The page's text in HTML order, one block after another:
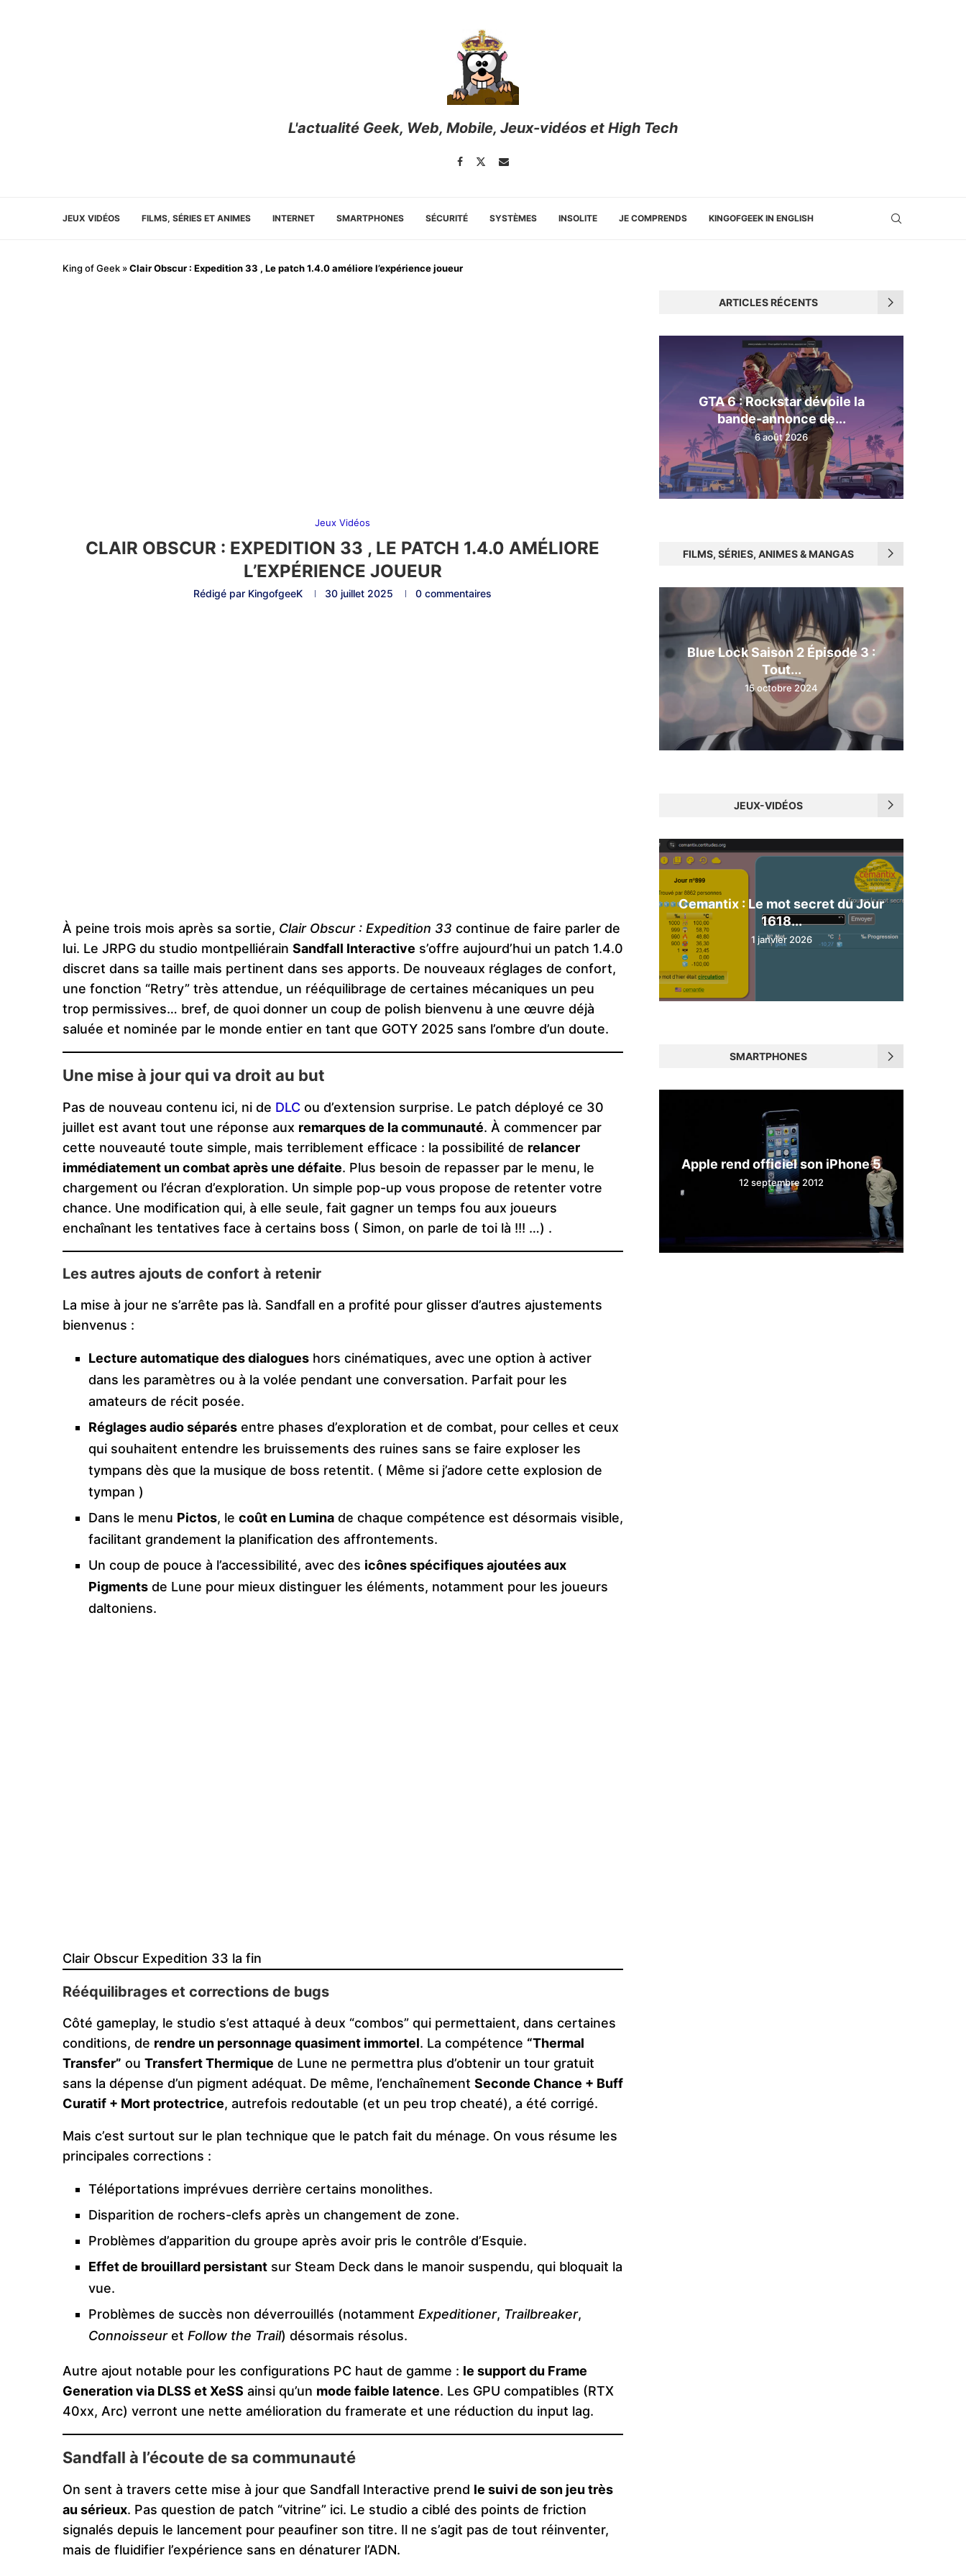
L'actualité Geek, Web, Mobile, Jeux-vidéos et High Tech
JEUX VIDÉOS FILMS, SÉRIES ET ANIMES INTERNET SMARTPHONES SÉCURITÉ SYSTÈMES INSOLITE JE COMPRENDS KINGOFGEEK IN ENGLISH
King of Geek »Clair Obscur : Expedition 33 , Le patch 1.4.0 améliore l’expérience joueur
Jeux Vidéos
CLAIR OBSCUR : EXPEDITION 33 , LE PATCH 1.4.0 AMÉLIORE
L’EXPÉRIENCE JOUEUR
Rédigé par KingofgeeK 30 juillet 2025 0 commentaires
À peine trois mois après sa sortie, Clair Obscur : Expedition 33 continue de faire parler de
lui. Le JRPG du studio montpelliérain Sandfall Interactive s’offre aujourd’hui un patch 1.4.0
discret dans sa taille mais pertinent dans ses apports. De nouveaux réglages de confort,
une fonction “Retry” très attendue, un rééquilibrage de certaines mécaniques un peu
trop permissives… bref, de quoi donner un coup de polish bienvenu à une œuvre déjà
saluée et nominée par le monde entier en tant que GOTY 2025 sans l’ombre d’un doute.
Une mise à jour qui va droit au but
Pas de nouveau contenu ici, ni de DLC ou d’extension surprise. Le patch déployé ce 30
juillet est avant tout une réponse aux remarques de la communauté. À commencer par
cette nouveauté toute simple, mais terriblement efficace : la possibilité de relancer
immédiatement un combat après une défaite. Plus besoin de repasser par le menu, le
chargement ou l’écran d’exploration. Un simple pop-up vous propose de retenter votre
chance. Une modification qui, à elle seule, fait gagner un temps fou aux joueurs
enchaînant les tentatives face à certains boss ( Simon, on parle de toi là !!! …) .
Les autres ajouts de confort à retenir
La mise à jour ne s’arrête pas là. Sandfall en a profité pour glisser d’autres ajustements
bienvenus :
Lecture automatique des dialogues hors cinématiques, avec une option à activer
dans les paramètres ou à la volée pendant une conversation. Parfait pour les
amateurs de récit posée.
Réglages audio séparés entre phases d’exploration et de combat, pour celles et ceux
qui souhaitent entendre les bruissements des ruines sans se faire exploser les
tympans dès que la musique de boss retentit. ( Même si j’adore cette explosion de
tympan )
Dans le menu Pictos, le coût en Lumina de chaque compétence est désormais visible,
facilitant grandement la planification des affrontements.
Un coup de pouce à l’accessibilité, avec des icônes spécifiques ajoutées aux
Pigments de Lune pour mieux distinguer les éléments, notamment pour les joueurs
daltoniens.
Clair Obscur Expedition 33 la fin
Rééquilibrages et corrections de bugs
Côté gameplay, le studio s’est attaqué à deux “combos” qui permettaient, dans certaines
conditions, de rendre un personnage quasiment immortel. La compétence “Thermal
Transfer” ou Transfert Thermique de Lune ne permettra plus d’obtenir un tour gratuit
sans la dépense d’un pigment adéquat. De même, l’enchaînement Seconde Chance + Buff
Curatif + Mort protectrice, autrefois redoutable (et un peu trop cheaté), a été corrigé.
Mais c’est surtout sur le plan technique que le patch fait du ménage. On vous résume les
principales corrections :
Téléportations imprévues derrière certains monolithes.
Disparition de rochers-clefs après un changement de zone.
Problèmes d’apparition du groupe après avoir pris le contrôle d’Esquie.
Effet de brouillard persistant sur Steam Deck dans le manoir suspendu, qui bloquait la
vue.
Problèmes de succès non déverrouillés (notamment Expeditioner, Trailbreaker,
Connoisseuret Follow the Trail) désormais résolus.
Autre ajout notable pour les configurations PC haut de gamme : le support du Frame
Generation via DLSS et XeSS ainsi qu’un mode faible latence. Les GPU compatibles (RTX
40xx, Arc) verront une nette amélioration du framerate et une réduction du input lag.
Sandfall à l’écoute de sa communauté
On sent à travers cette mise à jour que Sandfall Interactive prend le suivi de son jeu très
au sérieux. Pas question de patch “vitrine” ici. Le studio a ciblé des points de friction
signalés depuis le lancement pour peaufiner son titre. Il ne s’agit pas de tout réinventer,
mais de fluidifier l’expérience sans en dénaturer l’ADN.
ARTICLES RÉCENTS
GTA 6 : Rockstar dévoile la
bande-annonce de...
6 août 2026
FILMS, SÉRIES, ANIMES & MANGAS
Blue Lock Saison 2 Épisode 3 :
Tout...
15 octobre 2024
JEUX-VIDÉOS
Cemantix : Le mot secret du Jour
1618...
1 janvier 2026
SMARTPHONES
Apple rend officiel son iPhone 5
12 septembre 2012